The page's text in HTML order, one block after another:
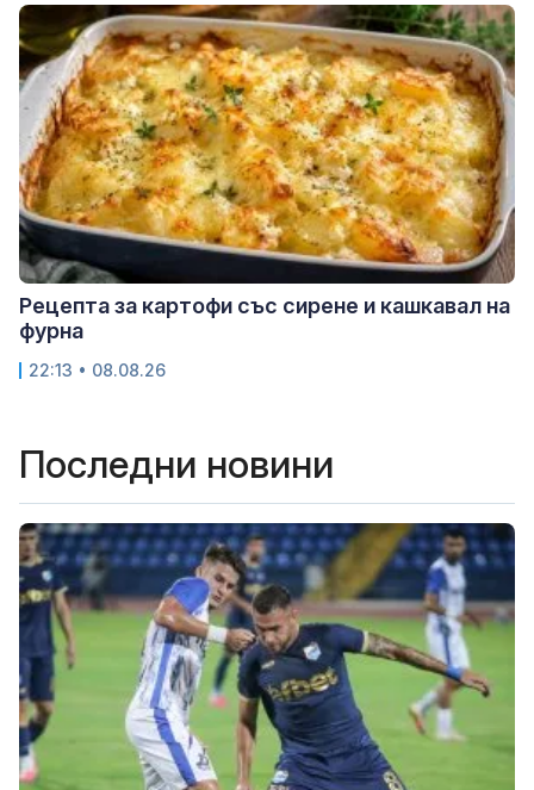
Рецепта за картофи със сирене и кашкавал на
фурна
22:13 • 08.08.26
Последни новини